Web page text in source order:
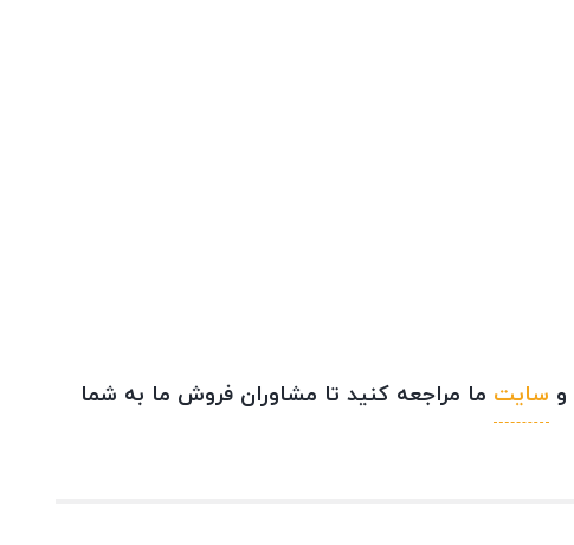
و سایت ما مراجعه کنید تا مشاوران فروش ما به شما